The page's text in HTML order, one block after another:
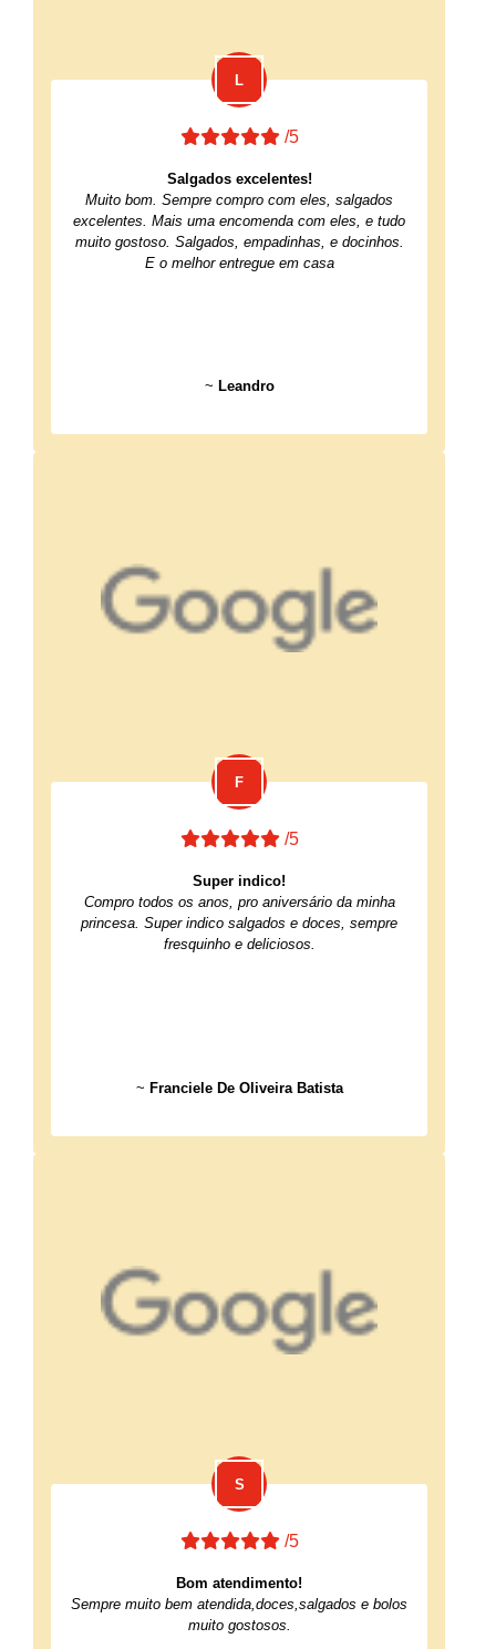
/5
Salgados excelentes!
Muito bom. Sempre compro com eles, salgados
excelentes. Mais uma encomenda com eles, e tudo
muito gostoso. Salgados, empadinhas, e docinhos.
E o melhor entregue em casa
~ Leandro
/5
Super indico!
Compro todos os anos, pro aniversário da minha
princesa. Super indico salgados e doces, sempre
fresquinho e deliciosos.
~ Franciele De Oliveira Batista
/5
Bom atendimento!
Sempre muito bem atendida,doces,salgados e bolos
muito gostosos.